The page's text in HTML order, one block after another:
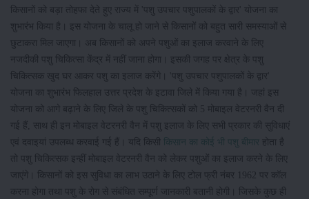
किसानों को बड़ा तोहफा देते हुए राज्य में 'पशु उपचार पशुपालकों के द्वार' योजना का
शुभारंभ किया है। इस योजना के चालू हो जाने से किसानों को बहुत सारी समस्याओं से
छुटाकरा मिल जाएगा। अब किसानों को अपने पशुओं का इलाज करवाने के लिए
नजदीकी पशु चिकित्सा केंद्र में नहीं जाना होगा। इसकी जगह पर क्षेत्र के पशु
चिकित्सक खुद घर आकर पशु का इलाज करेंगे। 'पशु उपचार पशुपालकों के द्वार'
योजना का शुभारंभ फिलहाल उत्तर प्रदेश के इटावा जिले में किया गया है। जहां इस
योजना को आगे बढ़ाने के लिए जिले के पशु चिकित्सकों को 5 मोबाइल वेटरनरी वैन दी
गई हैं, साथ ही इन मोबाइल वेटरनरी वैन में पशु इलाज के लिए सभी प्रकार की सुविधाएं
एवं दवाइयां उपलब्ध करवाई गई हैं। यदि किसी
किसान का कोई भी पशु बीमार होता है
तो पशु चिकित्सक इन्हीं मोबाइल वेटरनरी वैन को लेकर पशुओं का इलाज करने के लिए
जाएंगे। किसानों को इस सुविधा का लाभ उठाने के लिए टोल फ्री नंबर 1962 पर कॉल
करना होगा तथा पशु के रोग से संबंधित सम्पूर्ण जानकारी बतानी होगी। जिसके कुछ ही